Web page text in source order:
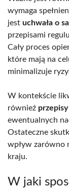
wymaga
jest uchwała o
przepisami
Cały proces
które mają na
minimalizuje
W kontekście
również
ewentualnych
Ostateczne
wpływ zarówno
kraju.
W jaki